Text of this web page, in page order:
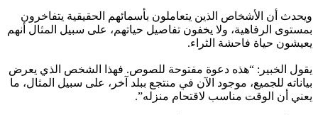
ويحدث أن الأشخاص الذين يتعاملون بأسمائهم الحقيقية يتفاخرون
بمستوى الرفاهية، ولا يخفون تفاصيل حياتهم، على سبيل المثال أنهم
يعيشون حياة فاحشة الثراء.
يقول الخبير: “هذه دعوة مفتوحة للصوص. فهذا الشخص الذي يعرض
بياناته للجميع، موجود الآن في منتجع ببلد آخر، على سبيل المثال، ما
يعني أن الوقت مناسب لاقتحام منزله”.